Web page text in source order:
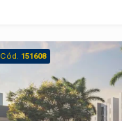
Cód. 151608